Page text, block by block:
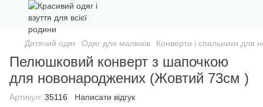
Дитячий одяг Одяг для малюків Конверти і спальники для
Пелюшковий конверт з шапочкою
для новонароджених (Жовтий 73см )
Артикул: 35116 Написати відгук